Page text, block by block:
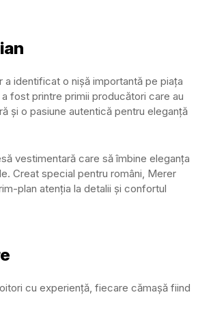
a identificat o nișă importantă pe piața
fost printre primii producători care au
și o pasiune autentică pentru eleganță
vestimentară care să îmbine eleganța
Creat special pentru români, Merer
plan atenția la detalii și confortul
cu experiență, fiecare cămașă fiind